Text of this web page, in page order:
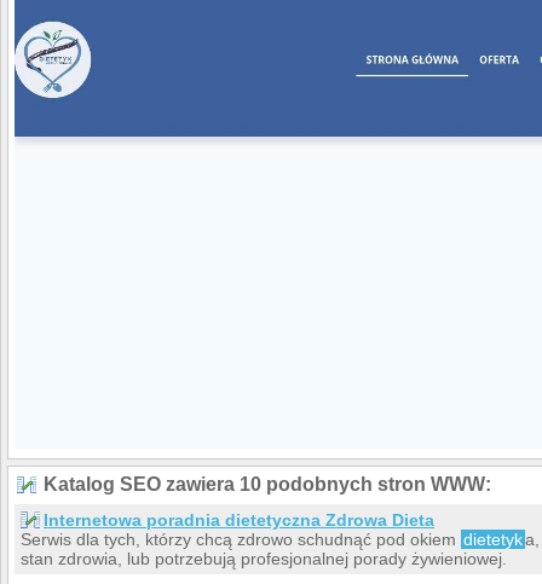
Katalog SEO zawiera 10 podobnych stron WWW:
Internetowa poradnia dietetyczna Zdrowa Dieta
Serwis dla tych, którzy chcą zdrowo schudnąć pod okiem dietetyk
stan zdrowia, lub potrzebują profesjonalnej porady żywieniowej.